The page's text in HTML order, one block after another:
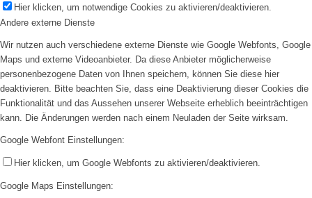
Hier klicken, um notwendige Cookies zu aktivieren/deaktivieren.
Andere externe Dienste
Wir nutzen auch verschiedene externe Dienste wie Google Webfonts, Google
Maps und externe Videoanbieter. Da diese Anbieter möglicherweise
personenbezogene Daten von Ihnen speichern, können Sie diese hier
deaktivieren. Bitte beachten Sie, dass eine Deaktivierung dieser Cookies die
Funktionalität und das Aussehen unserer Webseite erheblich beeinträchtigen
kann. Die Änderungen werden nach einem Neuladen der Seite wirksam.
Google Webfont Einstellungen:
Hier klicken, um Google Webfonts zu aktivieren/deaktivieren.
Google Maps Einstellungen: